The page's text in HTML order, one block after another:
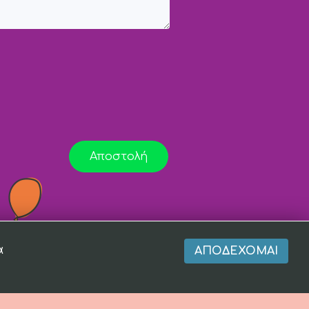
Αποστολή
ΑΠΟΔΈΧΟΜΑΙ